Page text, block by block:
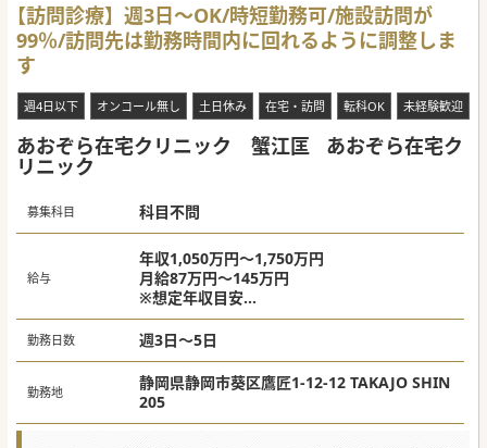
【訪問診療】週3日～OK/時短勤務可/施設訪問が
99％/訪問先は勤務時間内に回れるように調整しま
す
週4日以下 オンコール無し 土日休み 在宅・訪問 転科OK 未経験歓迎
あおぞら在宅クリニック 蟹江匡 あおぞら在宅ク
リニック
募集科目 科目不問
給与
年収1,050万円～1,750万円
月給87万円～145万円
※想定年収目安
週3日勤務の場合：年収1,050万円
週4日勤務の場合：年収1,400万円
週5日勤務の場合：年収1,750万円
勤務日数 週3日～5日
勤務地
静岡県静岡市葵区鷹匠1-12-12 TAKAJO SHIN
205